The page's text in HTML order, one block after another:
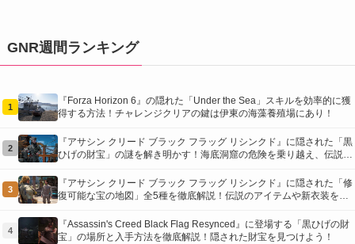
GNR週間ランキング
1
『Forza Horizon 6』の隠れた「Under the Sea」スキルを効率的に獲
得する方法！チャレンジクリアの鍵は伊東の海藻養殖場にあり！
2
『アサシン クリード ブラック フラッグ リシンクド』に隠された「黒
ひげの財宝」の謎を解き明かす！海底洞窟の危険を乗り越え、伝説の
3
『アサシン クリード ブラック フラッグ リシンクド』に隠された「修
復可能な宝の地図」全5種を徹底解説！伝説のアイテムや新衣装を手
4
『Assassin's Creed Black Flag Resynced』に登場する「黒ひげの財
宝」の場所と入手方法を徹底解説！隠された財宝を見つけよう！